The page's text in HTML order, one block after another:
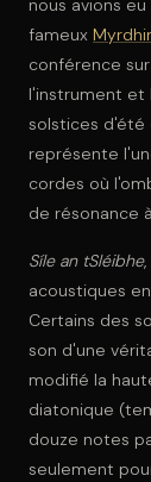
nous avions
fameux
conférence
l'instrument et
solstices d'été
représente
cordes où
de résonance
Síle an tSléibhe
acoustiques
Certains des
son d'une
modifié la
diatonique
douze notes
seulement